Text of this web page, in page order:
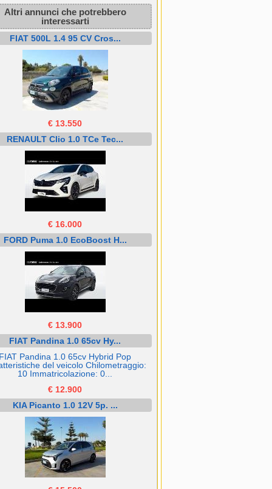
Altri annunci che potrebbero
interessarti
FIAT 500L 1.4 95 CV Cros...
€ 13.550
RENAULT Clio 1.0 TCe Tec...
€ 16.000
FORD Puma 1.0 EcoBoost H...
€ 13.900
FIAT Pandina 1.0 65cv Hy...
FIAT Pandina 1.0 65cv Hybrid Pop
del veicolo Chilometraggio:
10 Immatricolazione: 0...
€ 12.900
KIA Picanto 1.0 12V 5p. ...